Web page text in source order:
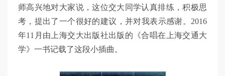
师高兴地对大家说，这位交大同学认真排练，积极思
考，提出了一个很好的建议，并对我表示感谢。2016
年11月由上海交大出版社出版的《合唱在上海交通大
学》一书记载了这段小插曲。